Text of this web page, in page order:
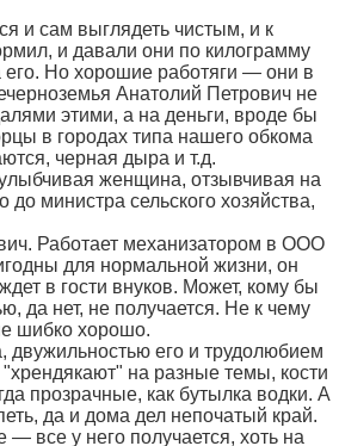
и сам выглядеть чистым, и к
и давали они по килограмму
Но хорошие работяги — они в
Анатолий Петрович не
этими, а на деньги, вроде бы
в городах типа нашего обкома
черная дыра и т.д.
женщина, отзывчивая на
министра сельского хозяйства,
Работает механизатором в ООО
для нормальной жизни, он
в гости внуков. Может, кому бы
да нет, не получается. Не к чему
шибко хорошо.
двужильностью его и трудолюбием
на разные темы, кости
прозрачные, как бутылка водки. А
да и дома дел непочатый край.
— все у него получается, хоть на